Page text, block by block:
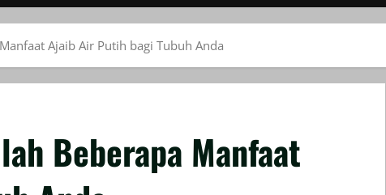
Ajaib Air Putih bagi Tubuh Anda
Beberapa Manfaat